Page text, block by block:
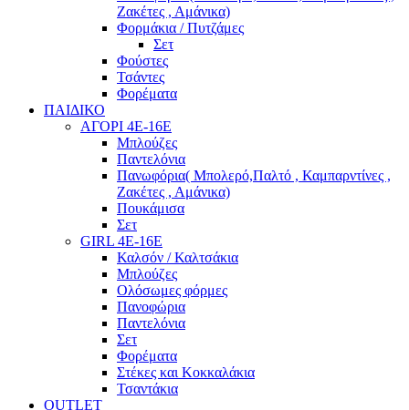
Ζακέτες , Αμάνικα)
Φορμάκια / Πυτζάμες
Σετ
Φούστες
Τσάντες
Φορέματα
ΠΑΙΔΙΚΟ
ΑΓΟΡΙ 4Ε-16Ε
Μπλούζες
Παντελόνια
Πανωφόρια( Μπολερό,Παλτό , Καμπαρντίνες ,
Ζακέτες , Αμάνικα)
Πουκάμισα
Σετ
GIRL 4Ε-16Ε
Καλσόν / Καλτσάκια
Μπλούζες
Ολόσωμες φόρμες
Πανοφώρια
Παντελόνια
Σετ
Φορέματα
Στέκες και Κοκκαλάκια
Τσαντάκια
OUTLET